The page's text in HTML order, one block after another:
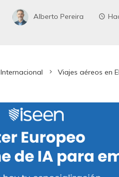
Alberto Pereira
Internacional Viajes aéreos en